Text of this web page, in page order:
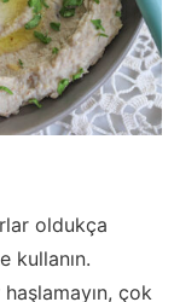
oldukça
kullanın.
çok